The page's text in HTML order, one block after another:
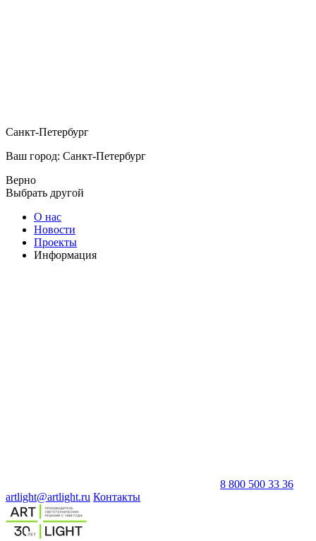
Санкт-Петербург
Ваш город: Санкт-Петербург
Верно
Выбрать другой
О нас
Новости
Проекты
Информация
8 800 500 33 36
artlight@artlight.ru Контакты